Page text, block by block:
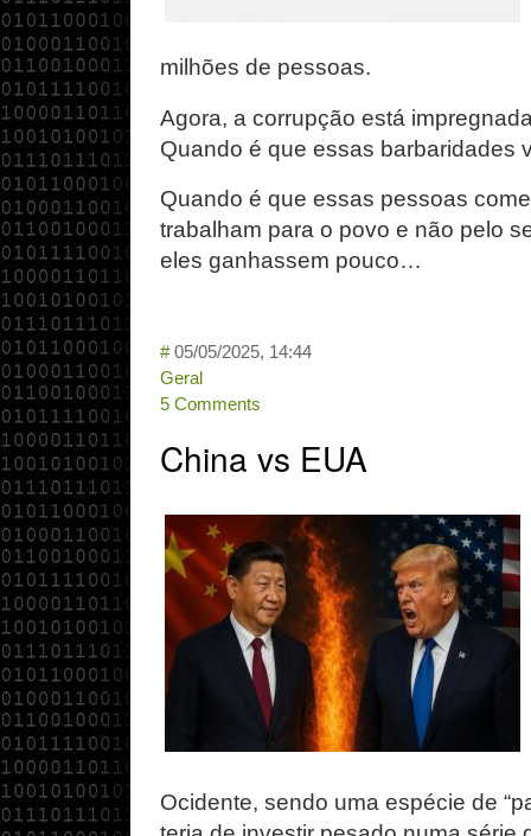
milhões de pessoas.
Agora, a corrupção está
Quando é que essas barbaridades
Quando é que essas pessoas
trabalham para o povo e não pelo
eles ganhassem pouco…
# 05/05/2025, 14:44
Geral
5 Comments
China vs EUA
Ocidente, sendo uma espécie de